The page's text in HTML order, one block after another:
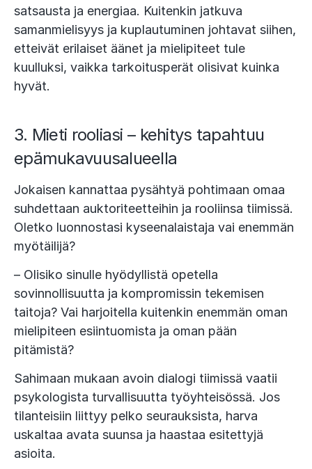
satsausta ja energiaa. Kuitenkin jatkuva
samanmielisyys ja kuplautuminen johtavat siihen,
etteivät erilaiset äänet ja mielipiteet tule
kuulluksi, vaikka tarkoitusperät olisivat kuinka
hyvät.
3. Mieti rooliasi – kehitys tapahtuu
epämukavuusalueella
Jokaisen kannattaa pysähtyä pohtimaan omaa
suhdettaan auktoriteetteihin ja rooliinsa tiimissä.
Oletko luonnostasi kyseenalaistaja vai enemmän
myötäilijä?
– Olisiko sinulle hyödyllistä opetella
sovinnollisuutta ja kompromissin tekemisen
taitoja? Vai harjoitella kuitenkin enemmän oman
mielipiteen esiintuomista ja oman pään
pitämistä?
Sahimaan mukaan avoin dialogi tiimissä vaatii
psykologista turvallisuutta työyhteisössä. Jos
tilanteisiin liittyy pelko seurauksista, harva
uskaltaa avata suunsa ja haastaa esitettyjä
asioita.